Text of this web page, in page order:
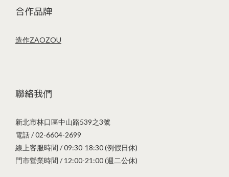
合作品牌
造作ZAOZOU
聯絡我們
新北市林口區中山路539之3號
電話 / 02-6604-2699
線上客服時間 / 09:30-18:30 (例假日休)
門市營業時間 / 12:00-21:00 (週二公休)